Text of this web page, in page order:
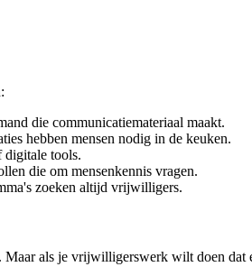
die communicatiemateriaal maakt.
hebben mensen nodig in de keuken.
digitale tools.
die om mensenkennis vragen.
zoeken altijd vrijwilligers.
als je vrijwilligerswerk wilt doen